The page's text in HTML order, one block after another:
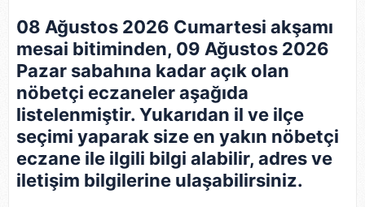
08 Ağustos 2026 Cumartesi akşamı
mesai bitiminden, 09 Ağustos 2026
Pazar sabahına kadar açık olan
nöbetçi eczaneler aşağıda
listelenmiştir. Yukarıdan il ve ilçe
seçimi yaparak size en yakın nöbetçi
eczane ile ilgili bilgi alabilir, adres ve
iletişim bilgilerine ulaşabilirsiniz.